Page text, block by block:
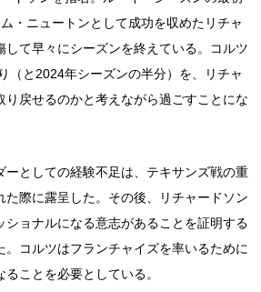
・ニュートンとして成功を収めたリチャ
して早々にシーズンを終えている。コルツ
（と2024年シーズンの半分）を、リチャ
り戻せるのかと考えながら過ごすことにな
ーとしての経験不足は、テキサンズ戦の重
た際に露呈した。その後、リチャードソン
ショナルになる意志があることを証明する
。コルツはフランチャイズを率いるために
ことを必要としている。